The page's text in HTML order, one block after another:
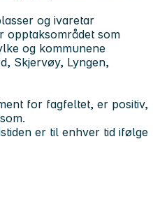
og ivaretar
opptaksområdet som
og kommunene
Skjervøy, Lyngen,
for fagfeltet, er positiv,
er til enhver tid ifølge